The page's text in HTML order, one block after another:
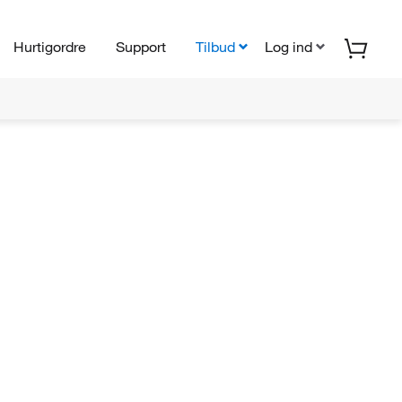
Hurtigordre Support Tilbud Log ind